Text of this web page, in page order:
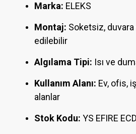
Marka: ELEKS
Montaj: Soketsiz,
edilebilir
Algılama Tipi: Isı ve
Kullanım Alanı: Ev, ofis,
alanlar
Stok Kodu: YS EFIRE ECD